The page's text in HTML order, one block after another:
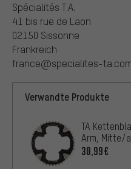
Spécialités T.A.
41 bis rue de Laon
02150 Sissonne
Frankreich
france@specialites-
Verwandte Produkte
TA
Arm, Mitte/
30,99€